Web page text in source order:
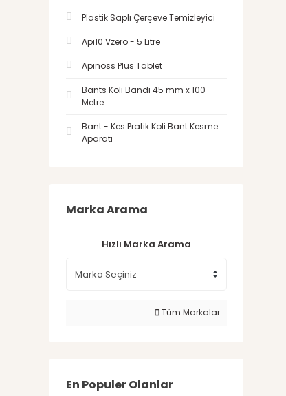
Plastik Saplı Çerçeve Temizleyici
Api10 Vzero - 5 Litre
Apınoss Plus Tablet
Bants Koli Bandı 45 mm x 100
Metre
Bant - Kes Pratik Koli Bant Kesme
Aparatı
Marka Arama
Hızlı Marka Arama
Tüm Markalar
En Populer Olanlar